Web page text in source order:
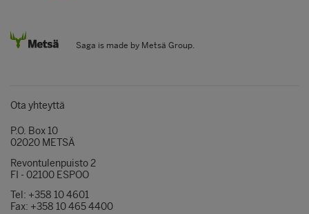
Saga is made by Metsä Group.
Ota yhteyttä
P.O. Box 10
02020 METSÄ
Revontulenpuisto 2
FI - 02100 ESPOO
Tel: +358 10 4601
Fax: +358 10 465 4400